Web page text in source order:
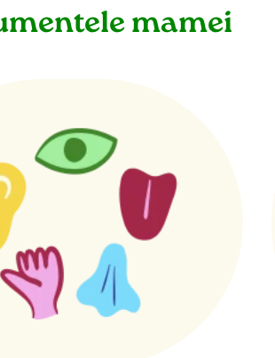
mamei